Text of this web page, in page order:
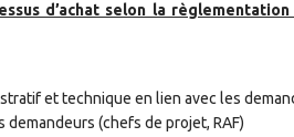
d’achat selon la
et technique en lien avec les
(chefs de projet, RAF)